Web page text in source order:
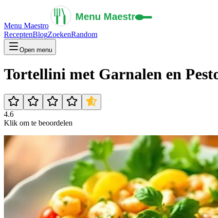
Menu Maestro
ReceptenBlogZoekenRandom
Open menu
Tortellini met Garnalen en
4.6
Klik om te beoordelen